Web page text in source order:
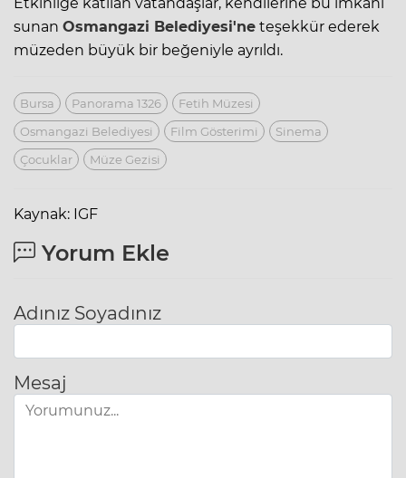
sunan Osmangazi Belediyesi'ne teşekkür ederek
müzeden büyük bir beğeniyle ayrıldı.
Bursa Panorama 1326
Fetih Müzesi
Osmangazi Belediyesi
Film Gösterimi
Sinema
Çocuklar
Müze Gezisi
Kaynak: IGF
Yorum Ekle
Adınız Soyadınız
Mesaj